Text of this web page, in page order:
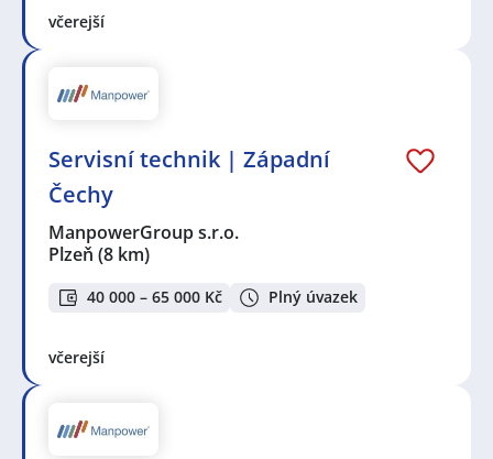
včerejší
Servisní technik | Západní
Čechy
ManpowerGroup s.r.o.
Plzeň (8 km)
40 000 – 65 000 Kč Plný úvazek
včerejší